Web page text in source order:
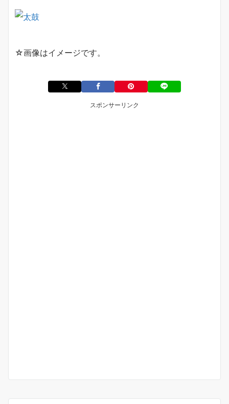
☆画像はイメージです。
スポンサーリンク